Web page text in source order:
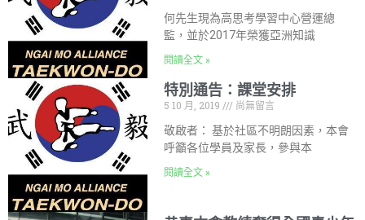
何先生現為高思考學習中心營運總
監，並於2017年榮獲亞洲知識
閱讀全文 »
特別通告：課堂安排
5 10 月, 2019
尚無留言
敬啟者： 基於社區不明朗因素，本會
呼籲各位學員及家長，參與本
閱讀全文 »